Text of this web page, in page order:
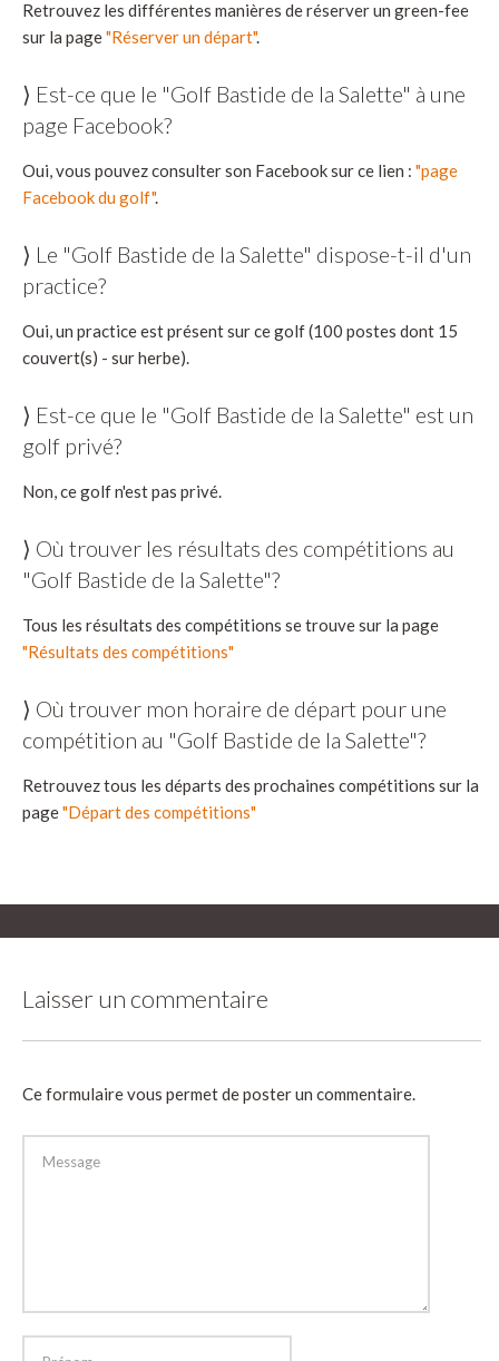
Retrouvez les différentes manières de réserver un green-fee
sur la page"Réserver un départ".
⟩ Est-ce que le "Golf Bastide de la Salette" à une
page Facebook?
Oui, vous pouvez consulter son Facebook sur ce lien : "page
Facebook du golf".
⟩ Le "Golf Bastide de la Salette" dispose-t-il d'un
practice?
Oui, un practice est présent sur ce golf (100 postes dont 15
couvert(s) - sur herbe).
⟩ Est-ce que le "Golf Bastide de la Salette" est un
golf privé?
Non, ce golf n'est pas privé.
⟩ Où trouver les résultats des compétitions au
"Golf Bastide de la Salette"?
Tous les résultats des compétitions se trouve sur la page
"Résultats des compétitions"
⟩ Où trouver mon horaire de départ pour une
compétition au "Golf Bastide de la Salette"?
Retrouvez tous les départs des prochaines compétitions sur la
page"Départ des compétitions"
Laisser un commentaire
Ce formulaire vous permet de poster un commentaire.